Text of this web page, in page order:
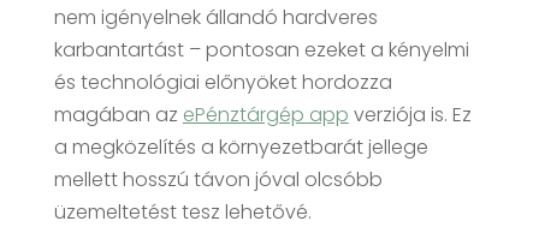
nem igényelnek állandó hardveres
karbantartást – pontosan ezeket a kényelmi
és technológiai előnyöket hordozza
magában az ePénztárgép app verziója is. Ez
a megközelítés a környezetbarát jellege
mellett hosszú távon jóval olcsóbb
üzemeltetést tesz lehetővé.